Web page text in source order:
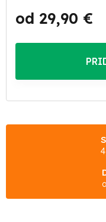
od 29,90 €
Jednotková
cena: